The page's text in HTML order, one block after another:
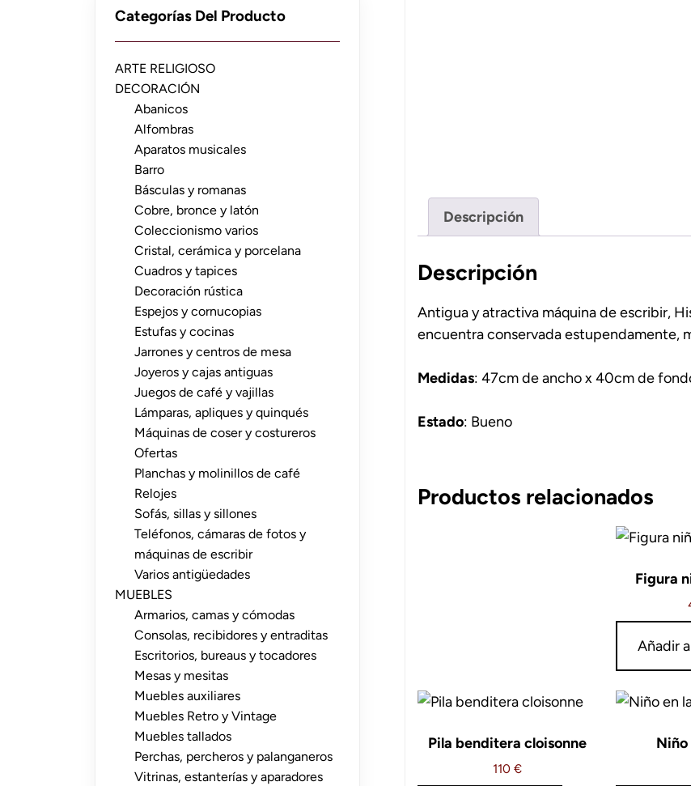
Descripción
Descripción
Antigua y atractiva máquina de escribir,
encuentra conservada estupendamente,
Medidas: 47cm de ancho x 40cm de
Estado: Bueno
Productos relacionados
Figura
Añadir
Pila benditera cloisonne
110 €
Niño
Categorías Del Producto
ARTE RELIGIOSO
DECORACIÓN
Abanicos
Alfombras
Aparatos musicales
Barro
Básculas y romanas
Cobre, bronce y latón
Coleccionismo varios
Cristal, cerámica y porcelana
Cuadros y tapices
Decoración rústica
Espejos y cornucopias
Estufas y cocinas
Jarrones y centros de mesa
Joyeros y cajas antiguas
Juegos de café y vajillas
Lámparas, apliques y quinqués
Máquinas de coser y costureros
Ofertas
Planchas y molinillos de café
Relojes
Sofás, sillas y sillones
Teléfonos, cámaras de fotos y
máquinas de escribir
Varios antigüedades
MUEBLES
Armarios, camas y cómodas
Consolas, recibidores y entraditas
Escritorios, bureaus y tocadores
Mesas y mesitas
Muebles auxiliares
Muebles Retro y Vintage
Muebles tallados
Perchas, percheros y palanganeros
Vitrinas, estanterías y aparadores